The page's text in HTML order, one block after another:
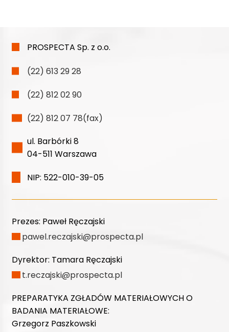
PROSPECTA Sp. z o.o.
(22) 613 29 28
(22) 812 02 90
(22) 812 07 78(fax)
ul. Barbórki 8
04-511 Warszawa
NIP: 522-010-39-05
Prezes: Paweł Ręczajski
pawel.reczajski@prospecta.pl
Dyrektor: Tamara Ręczajski
t.reczajski@prospecta.pl
PREPARATYKA ZGŁADÓW MATERIAŁOWYCH O
BADANIA MATERIAŁOWE:
Grzegorz Paszkowski